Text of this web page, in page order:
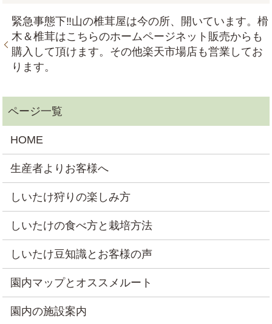
緊急事態下‼山の椎茸屋は今の所、開いています。榾
木＆椎茸はこちらのホームページネット販売からも
購入して頂けます。その他楽天市場店も営業してお
ります。
HOME
生産者よりお客様へ
しいたけ狩りの楽しみ方
しいたけの食べ方と栽培方法
しいたけ豆知識とお客様の声
園内マップとオススメルート
園内の施設案内